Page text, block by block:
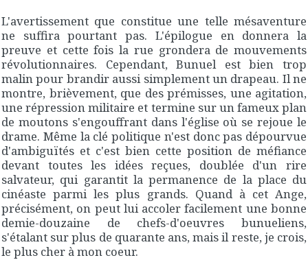
L'avertissement que constitue une telle mésaventure
ne suffira pourtant pas. L'épilogue en donnera la
preuve et cette fois la rue grondera de mouvements
révolutionnaires. Cependant, Bunuel est bien trop
malin pour brandir aussi simplement un drapeau. Il ne
montre, brièvement, que des prémisses, une agitation,
une répression militaire et termine sur un fameux plan
de moutons s'engouffrant dans l'église où se rejoue le
drame. Même la clé politique n'est donc pas dépourvue
d'ambiguïtés et c'est bien cette position de méfiance
devant toutes les idées reçues, doublée d'un rire
salvateur, qui garantit la permanence de la place du
cinéaste parmi les plus grands. Quand à cet Ange,
précisément, on peut lui accoler facilement une bonne
demie-douzaine de chefs-d'oeuvres bunueliens,
s'étalant sur plus de quarante ans, mais il reste, je crois,
le plus cher à mon coeur.